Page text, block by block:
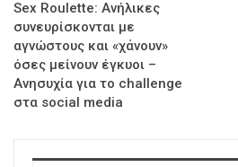
Sex Roulette: Ανήλικες
συνευρίσκονται με
αγνώστους και «χάνουν»
όσες μείνουν έγκυοι –
Ανησυχία για το challenge
στα social media